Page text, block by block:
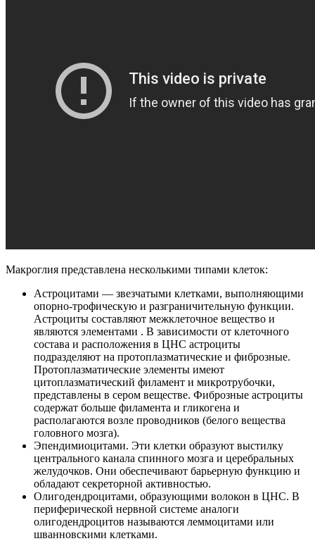
Макроглия представлена несколькими типами клеток:
Астроцитами — звезчатыми клетками, выполняющими
опорно-трофическую и разграничительную функции.
Астроциты составляют межклеточное вещество и
являются элементами . В зависимости от клеточного
состава и расположения в ЦНС астроциты
подразделяют на протоплазматические и фиброзные.
Протоплазматические элементы имеют
цитоплазматический филамент и микротрубочки,
представлены в сером веществе. Фиброзные астроциты
содержат больше филамента и гликогена и
располагаются возле проводников (белого вещества
головного мозга).
Эпендимиоцитами. Эти клетки образуют выстилку
центрального канала спинного мозга и церебральных
желудочков. Они обеспечивают барьерную функцию и
обладают секреторной активностью.
Олигодендроцитами, образующими волокон в ЦНС. В
периферической нервной системе аналоги
олигодендроцитов называются леммоцитами или
шванновскими клетками.